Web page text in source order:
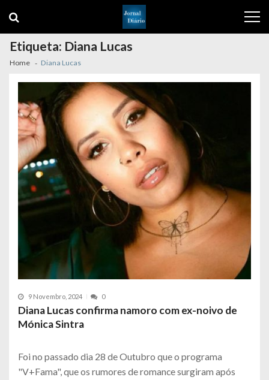
navigation
content
Etiqueta: Diana Lucas
Home Diana Lucas
9 Novembro, 2024 0
Diana Lucas confirma namoro com ex-noivo de
Mónica Sintra
Foi no passado dia 28 de Outubro que o programa
"V+Fama", que os rumores de romance surgiram após